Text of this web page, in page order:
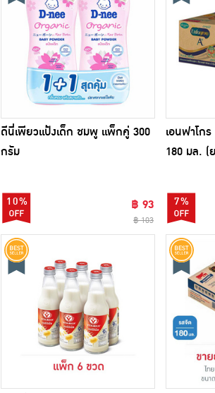
ดีนี่เพียวแป้งเด็ก ชมพู แพ็กคู่ 300
กรัม
10% ฿ 93
฿ 103
เอนฟาโก
180 มล. (
7%